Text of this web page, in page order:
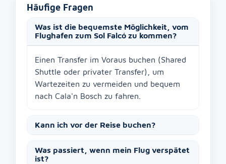
Häufige Fragen
Was ist die bequemste Möglichkeit, vom
Flughafen zum Sol Falcó zu kommen?
Einen Transfer im Voraus buchen (Shared
Shuttle oder privater Transfer), um
Wartezeiten zu vermeiden und bequem
nach Cala'n Bosch zu fahren.
Kann ich vor der Reise buchen?
Was passiert, wenn mein Flug verspätet
ist?